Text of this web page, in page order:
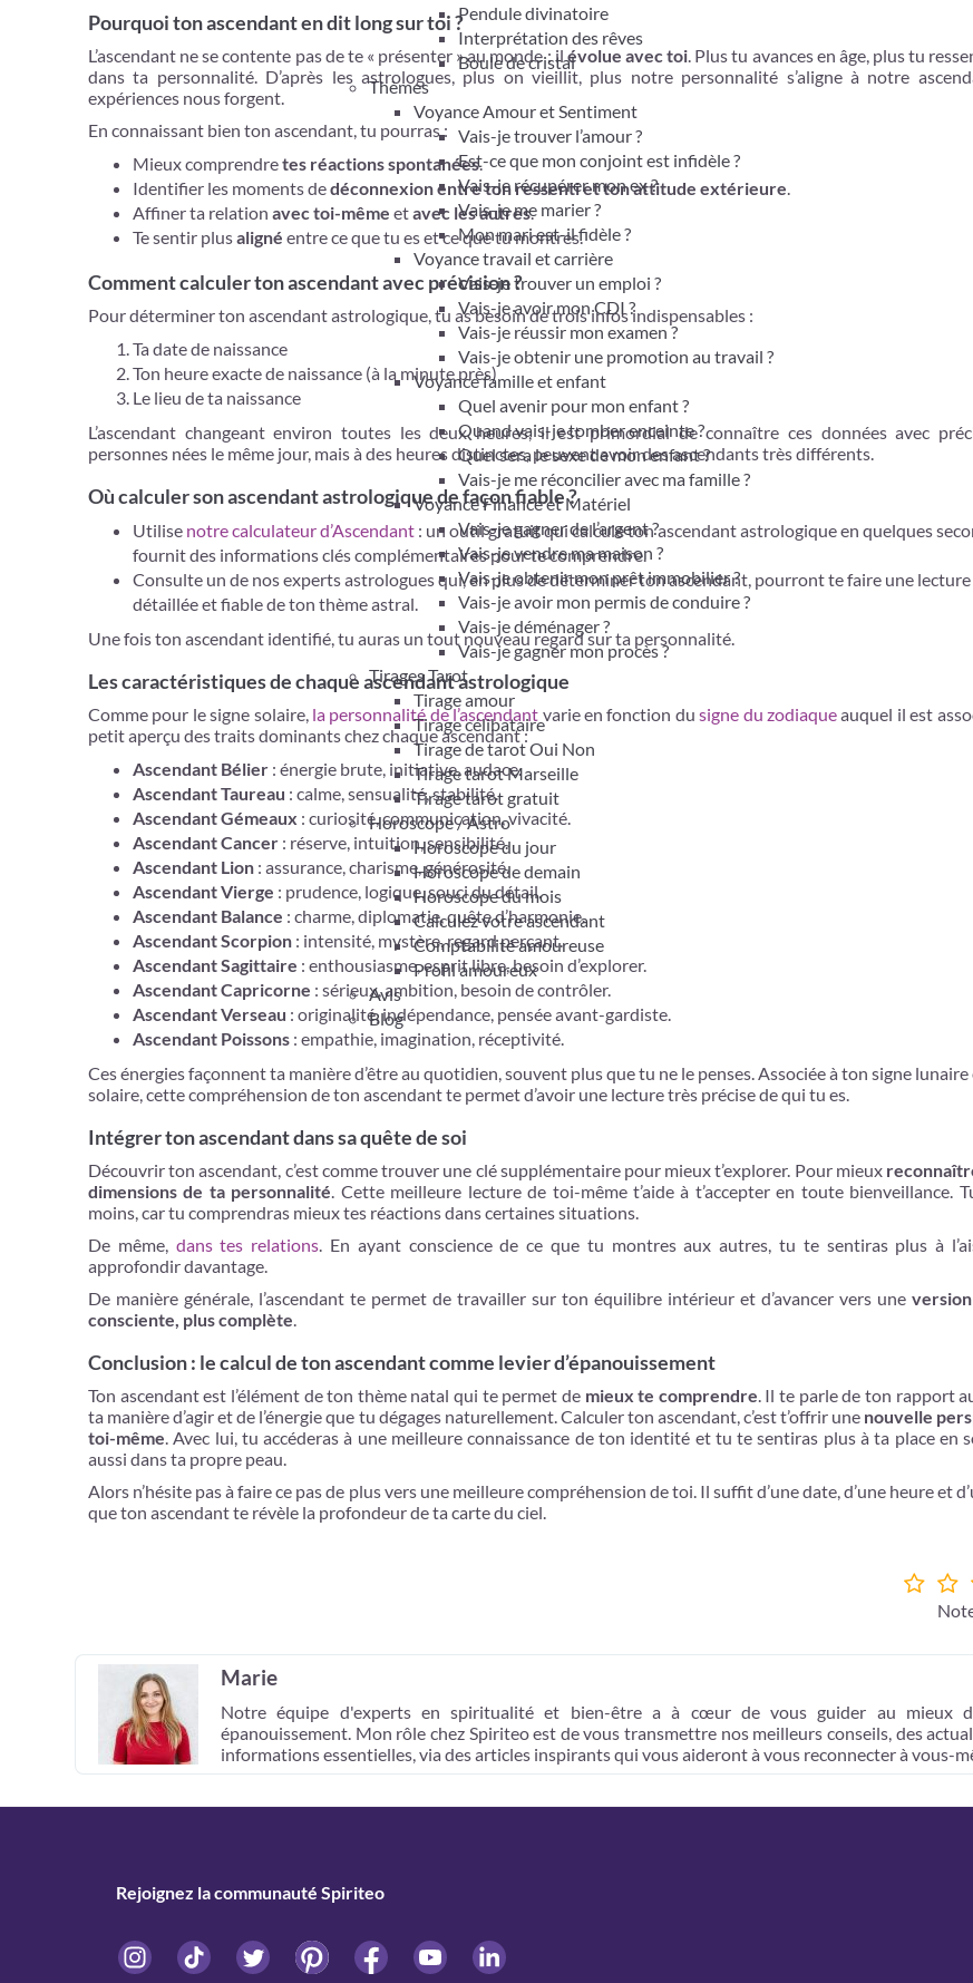
Pendule divinatoire
Interprétation des rêves
Boule de cristal
Thèmes
Voyance Amour et Sentiment
Vais-je trouver l’amour ?
Est-ce que mon conjoint est infidèle ?
Vais-je récupérer mon ex ?
Vais-je me marier ?
Mon mari est-il fidèle ?
Voyance travail et carrière
Vais-je trouver un emploi ?
Vais-je avoir mon CDI ?
Vais-je réussir mon examen ?
Vais-je obtenir une promotion au travail ?
Voyance famille et enfant
Quel avenir pour mon enfant ?
Quand vais-je tomber enceinte ?
Quel sera le sexe de mon enfant ?
Vais-je me réconcilier avec ma famille ?
Voyance Finance et Matériel
Vais-je gagner de l’argent ?
Vais-je vendre ma maison ?
Vais-je obtenir mon prêt immobilier ?
Vais-je avoir mon permis de conduire ?
Vais-je déménager ?
Vais-je gagner mon procès ?
Tirages Tarot
Tirage amour
Tirage célibataire
Tirage de tarot Oui Non
Tirage tarot Marseille
Tirage tarot gratuit
Horoscope / Astro
Horoscope du jour
Horoscope de demain
Horoscope du mois
Calculez votre ascendant
Comptabilité amoureuse
Profil amoureux
Avis
Blog
Pourquoi ton ascendant en dit long sur toi ?
L’ascendant ne se contente pas de te « présenter » au monde : ilévolue avec toi. Plus tu avances en âge, plus tu
dans ta personnalité. D’après les astrologues, plus on vieillit, plus notre personnalité s’aligne à notre
expériences nous forgent.
En connaissant bien ton ascendant, tu pourras :
Mieux comprendretes réactions spontanées.
Identifier les moments dedéconnexion entre ton ressenti et ton attitude extérieure.
Affiner ta relation avec toi-même etavec les autres.
Te sentir plusaligné entre ce que tu es et ce que tu montres.
Comment calculer ton ascendant avec précision ?
Pour déterminer ton ascendant astrologique, tu as besoin de trois infos indispensables :
Ta date de naissance
Ton heure exacte de naissance (à la minute près)
Le lieu de ta naissance
L’ascendant changeant environ toutes les deux heures, il est primordial de connaître ces données avec
personnes nées le même jour, mais à des heures distinctes, peuvent avoir des ascendants très différents.
Où calculer son ascendant astrologique de façon fiable ?
Utilise notre calculateur d’Ascendant : un outil gratuit qui calcule ton ascendant astrologique en quelques
fournit des informations clés complémentaires pour te comprendre.
Consulte un de nos experts astrologues qui, en plus de déterminer ton ascendant, pourront te faire une
détaillée et fiable de ton thème astral.
Une fois ton ascendant identifié, tu auras un tout nouveau regard sur ta personnalité.
Les caractéristiques de chaque ascendant astrologique
Comme pour le signe solaire, la personnalité de l’ascendant varie en fonction dusigne du zodiaqueauquel il est
petit aperçu des traits dominants chez chaque ascendant :
Ascendant Bélier : énergie brute, initiative, audace.
Ascendant Taureau : calme, sensualité, stabilité.
Ascendant Gémeaux : curiosité, communication, vivacité.
Ascendant Cancer : réserve, intuition, sensibilité.
Ascendant Lion : assurance, charisme, générosité.
Ascendant Vierge : prudence, logique, souci du détail.
Ascendant Balance : charme, diplomatie, quête d’harmonie.
Ascendant Scorpion : intensité, mystère, regard perçant.
Ascendant Sagittaire : enthousiasme, esprit libre, besoin d’explorer.
Ascendant Capricorne : sérieux, ambition, besoin de contrôler.
Ascendant Verseau : originalité, indépendance, pensée avant-gardiste.
Ascendant Poissons : empathie, imagination, réceptivité.
Ces énergies façonnent ta manière d’être au quotidien, souvent plus que tu ne le penses. Associée à ton signe
solaire, cette compréhension de ton ascendant te permet d’avoir une lecture très précise de qui tu es.
Intégrer ton ascendant dans sa quête de soi
Découvrir ton ascendant, c’est comme trouver une clé supplémentaire pour mieux t’explorer. Pour mieux
dimensions de ta personnalité. Cette meilleure lecture de toi-même t’aide à t’accepter en toute bienveillance.
moins, car tu comprendras mieux tes réactions dans certaines situations.
De même, dans tes relations. En ayant conscience de ce que tu montres aux autres, tu te sentiras plus à
approfondir davantage.
De manière générale, l’ascendant te permet de travailler sur ton équilibre intérieur et d’avancer vers une
consciente, plus complète.
Conclusion : le calcul de ton ascendant comme levier d’épanouissement
Ton ascendant est l’élément de ton thème natal qui te permet de mieux te comprendre. Il te parle de ton rapport
ta manière d’agir et de l’énergie que tu dégages naturellement. Calculer ton ascendant, c’est t’offrir une nouvelle
toi-même. Avec lui, tu accéderas à une meilleure connaissance de ton identité et tu te sentiras plus à ta place en
aussi dans ta propre peau.
Alors n’hésite pas à faire ce pas de plus vers une meilleure compréhension de toi. Il suffit d’une date, d’une heure et
que ton ascendant te révèle la profondeur de ta carte du ciel.
Marie
Notre équipe d'experts en spiritualité et bien-être a à cœur de vous guider au mieux
épanouissement. Mon rôle chez Spiriteo est de vous transmettre nos meilleurs conseils, des
informations essentielles, via des articles inspirants qui vous aideront à vous reconnecter à vous-
Rejoignez la communauté Spiriteo